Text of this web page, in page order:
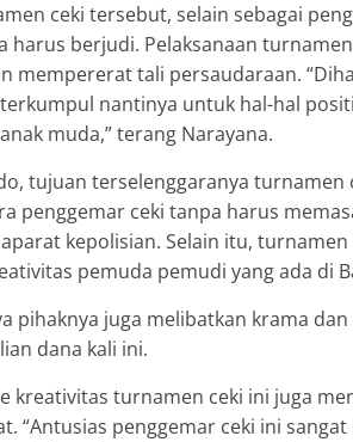
ceki tersebut, selain sebagai
harus berjudi. Pelaksanaan
mempererat tali persaudaraan.
nantinya untuk hal-hal
muda,” terang Narayana.
tujuan terselenggaranya turnamen
penggemar ceki tanpa harus
kepolisian. Selain itu,
pemuda pemudi yang ada di
pihaknya juga melibatkan krama dan
dana kali ini.
kreativitas turnamen ceki ini juga
“Antusias penggemar ceki ini sangat